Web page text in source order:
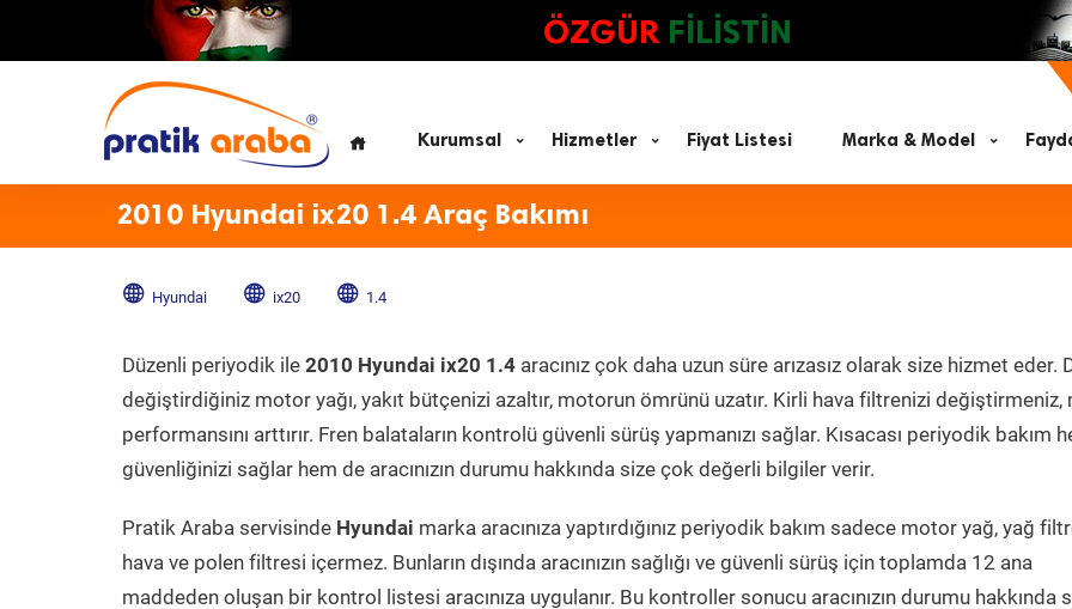
ÖZGÜR FİLİSTİN
Kurumsal Hizmetler Fiyat Listesi Marka & Model
2010 Hyundai ix20 1.4 Araç Bakımı
Hyundai ix20 1.4
Düzenli periyodik ile 2010 Hyundai ix20 1.4 aracınız çok daha uzun süre arızasız olarak size hizmet eder.
değiştirdiğiniz motor yağı, yakıt bütçenizi azaltır, motorun ömrünü uzatır. Kirli hava filtrenizi
performansını arttırır. Fren balataların kontrolü güvenli sürüş yapmanızı sağlar. Kısacası periyodik bakım
güvenliğinizi sağlar hem de aracınızın durumu hakkında size çok değerli bilgiler verir.
Pratik Araba servisinde Hyundai marka aracınıza yaptırdığınız periyodik bakım sadece motor yağ, yağ
hava ve polen filtresi içermez. Bunların dışında aracınızın sağlığı ve güvenli sürüş için toplamda 12 ana
maddeden oluşan bir kontrol listesi aracınıza uygulanır. Bu kontroller sonucu aracınızın durumu hakkında